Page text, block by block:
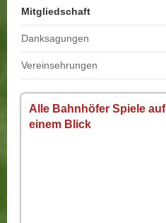
Mitgliedschaft
Danksagungen
Vereinsehrungen
Alle Bahnhöfer Spiele auf
einem Blick